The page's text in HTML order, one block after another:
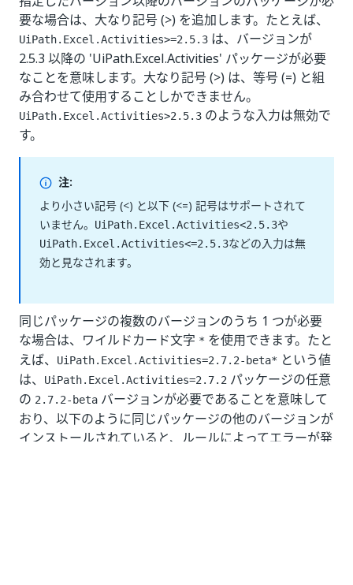
要な場合は、大なり記号 (>) を追加します。たとえば、
UiPath.Excel.Activities>=2.5.3 は、バージョンが
2.5.3 以降の 'UiPath.Excel.Activities' パッケージが必要
なことを意味します。大なり記号 (>) は、等号 (=) と組
み合わせて使用することしかできません。
UiPath.Excel.Activities>2.5.3 のような入力は無効で
す。
注:
より小さい記号 (<) と以下 (<=) 記号はサポートされて
いません。
UiPath.Excel.Activities<2.5.3や
UiPath.Excel.Activities<=2.5.3などの入力は無
効と見なされます。
同じパッケージの複数のバージョンのうち 1 つが必要
な場合は、ワイルドカード文字 * を使用できます。たと
えば、
UiPath.Excel.Activities=2.7.2-beta* という値
は、
UiPath.Excel.Activities=2.7.2 パッケージの任意
の 2.7.2-beta バージョンが必要であることを意味して
おり、以下のように同じパッケージの他のバージョンが
インストールされていると、ルールによってエラーが発